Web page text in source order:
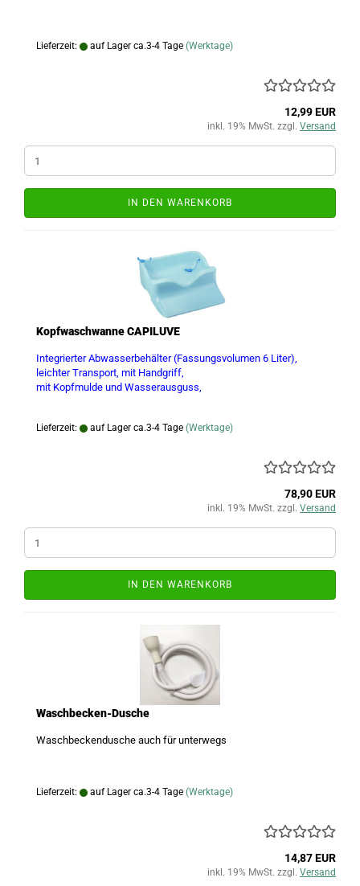
Lieferzeit: auf Lager ca.3-4 Tage (Werktage)
12,99 EUR
inkl. 19% MwSt. zzgl. Versand
IN DEN WARENKORB
Kopfwaschwanne CAPILUVE
Integrierter Abwasserbehälter (Fassungsvolumen 6 Liter),
leichter Transport, mit Handgriff,
mit Kopfmulde und Wasserausguss,
Lieferzeit: auf Lager ca.3-4 Tage (Werktage)
78,90 EUR
inkl. 19% MwSt. zzgl. Versand
IN DEN WARENKORB
Waschbecken-Dusche
Waschbeckendusche auch für unterwegs
Lieferzeit: auf Lager ca.3-4 Tage (Werktage)
14,87 EUR
inkl. 19% MwSt. zzgl. Versand